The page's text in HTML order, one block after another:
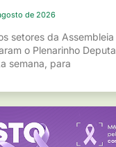
de 2026
setores da
o Plenarinho
semana, para